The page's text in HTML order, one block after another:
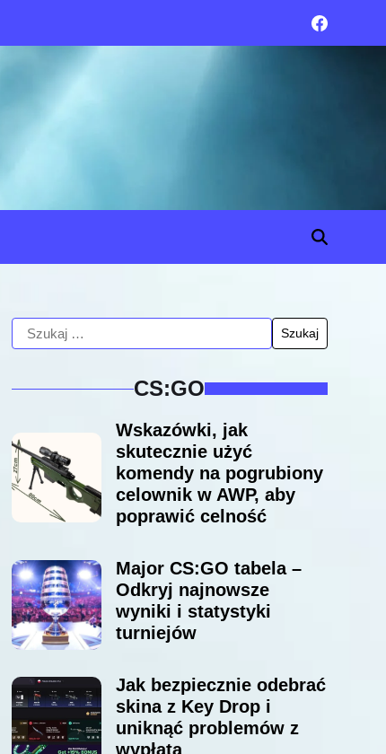
CS:GO
Wskazówki, jak
skutecznie użyć
komendy na pogrubiony
celownik w AWP, aby
poprawić celność
Major CS:GO tabela –
Odkryj najnowsze
wyniki i statystyki
turniejów
Jak bezpiecznie odebrać
skina z Key Drop i
uniknąć problemów z
wypłatą